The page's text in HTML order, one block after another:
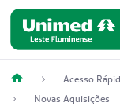
Acesso
Novas Aquisições